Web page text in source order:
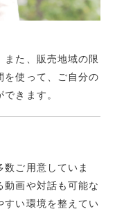
また、販売地域の限
を使って、ご⾃分の
きます。
ご用意していま
動画や対話も可能な
すい環境を整えてい